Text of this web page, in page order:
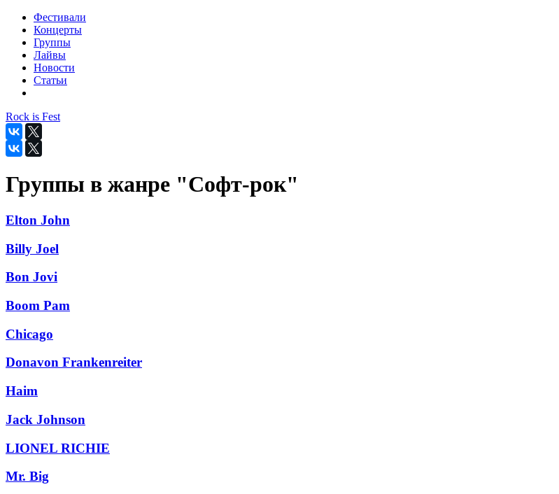
Фестивали
Концерты
Группы
Лайвы
Новости
Статьи
Rock is Fest
Группы в жанре "Софт-рок"
Elton John
Billy Joel
Bon Jovi
Boom Pam
Chicago
Donavon Frankenreiter
Haim
Jack Johnson
LIONEL RICHIE
Mr. Big